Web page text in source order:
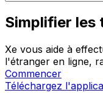
Simplifier
Xe vous aide à
l'étranger en ligne,
Commencer
Téléchargez